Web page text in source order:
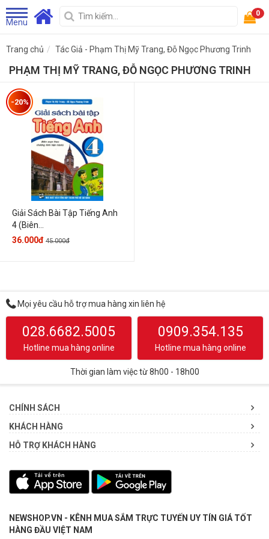
Menu
0
Trang chủ Tác Giả - Phạm Thị Mỹ Trang, Đỗ Ngọc Phương Trinh
PHẠM THỊ MỸ TRANG, ĐỖ NGỌC PHƯƠNG TRINH
Giải Sách Bài Tập Tiếng Anh
4 (Biên...
-20%
36.000đ 45.000đ
Mọi yêu cầu hỗ trợ mua hàng xin liên hệ
028.6682.5005
Hotline mua hàng online
0909.354.135
Hotline mua hàng online
Thời gian làm việc từ 8h00 - 18h00
CHÍNH SÁCH
KHÁCH HÀNG
HỖ TRỢ KHÁCH HÀNG
NEWSHOP.VN - KÊNH MUA SẮM TRỰC TUYẾN UY TÍN GIÁ TỐT
HÀNG ĐẦU VIỆT NAM